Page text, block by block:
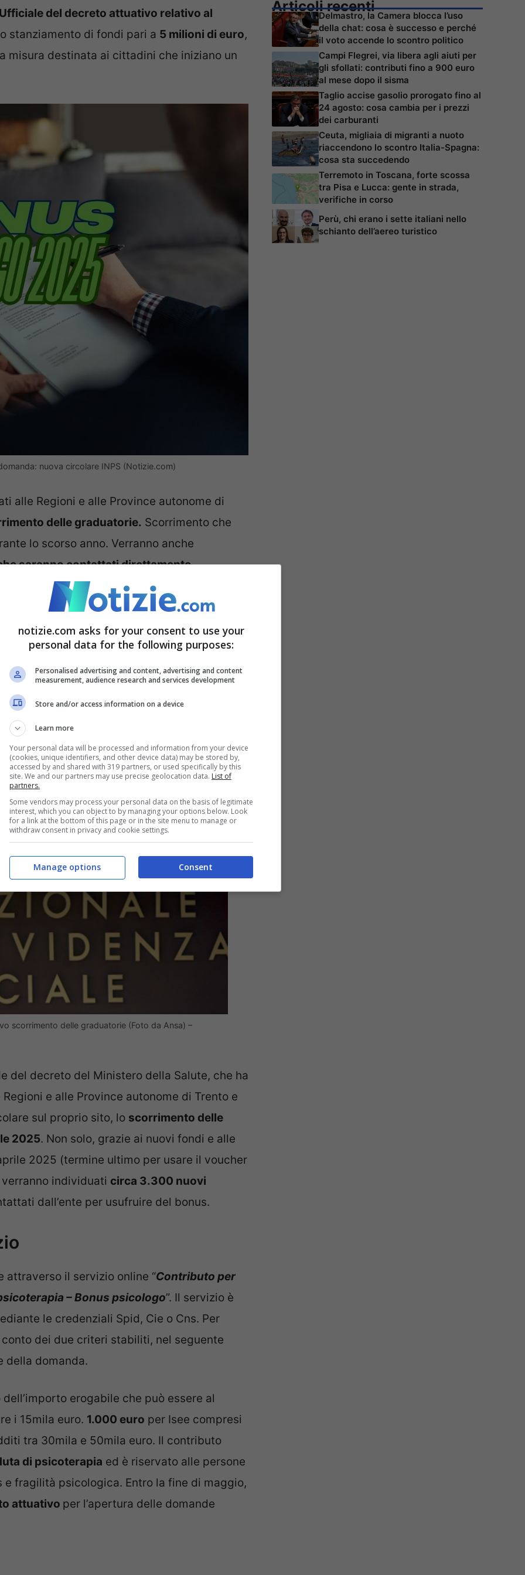
del decreto attuativo relativo al
stanziamento di fondi pari a 5 milioni di euro,
misura destinata ai cittadini che iniziano un
nuova circolare INPS (Notizie.com)
alle Regioni e alle Province autonome di
delle graduatorie. Scorrimento che
lo scorso anno. Verranno anche
saranno contattati direttamente
necessità di presentare richiesta.
Inps: dal 15 aprile nuovo
il bonus psicologo per il 2025, per il quale
in meno rispetto al 2024, sono arrivate
durante lo scorso anno.
scorrimento delle graduatorie (Foto da Ansa) –
del decreto del Ministero della Salute, che ha
e alle Province autonome di Trento e
sul proprio sito, lo scorrimento delle
2025. Non solo, grazie ai nuovi fondi e alle
2025 (termine ultimo per usare il voucher
individuati circa 3.300 nuovi
dall’ente per usufruire del bonus.
attraverso il servizio online “Contributo per
– Bonus psicologo”. Il servizio è
le credenziali Spid, Cie o Cns. Per
dei due criteri stabiliti, nel seguente
della domanda.
erogabile che può essere al
i 15mila euro. 1.000 euro per Isee compresi
tra 30mila e 50mila euro. Il contributo
di psicoterapia ed è riservato alle persone
fragilità psicologica. Entro la fine di maggio,
attuativo per l’apertura delle domande
Articoli recenti
Delmastro, la Camera blocca l’uso
della chat: cosa è successo e perché
il voto accende lo scontro politico
Campi Flegrei, via libera agli aiuti per
gli sfollati: contributi fino a 900 euro
al mese dopo il sisma
Taglio accise gasolio prorogato fino al
24 agosto: cosa cambia per i prezzi
dei carburanti
Ceuta, migliaia di migranti a nuoto
riaccendono lo scontro Italia-Spagna:
cosa sta succedendo
Terremoto in Toscana, forte scossa
tra Pisa e Lucca: gente in strada,
verifiche in corso
Perù, chi erano i sette italiani nello
schianto dell’aereo turistico
notizie.com asks for your consent to use your
personal data for the following purposes:
Personalised advertising and content, advertising and content
measurement, audience research and services development
Store and/or access information on a device
Learn more
Your personal data will be processed and information from your device
(cookies, unique identifiers, and other device data) may be stored by,
accessed by and shared with 319 partners, or used specifically by this
site. We and our partners may use precise geolocation data. List of
partners.
Some vendors may process your personal data on the basis of legitimate
interest, which you can object to by managing your options below. Look
for a link at the bottom of this page or in the site menu to manage or
withdraw consent in privacy and cookie settings.
Consent
Manage options